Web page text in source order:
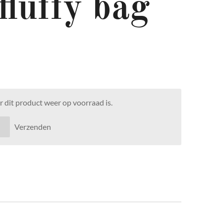
bag
dit product weer op voorraad is.
Verzenden